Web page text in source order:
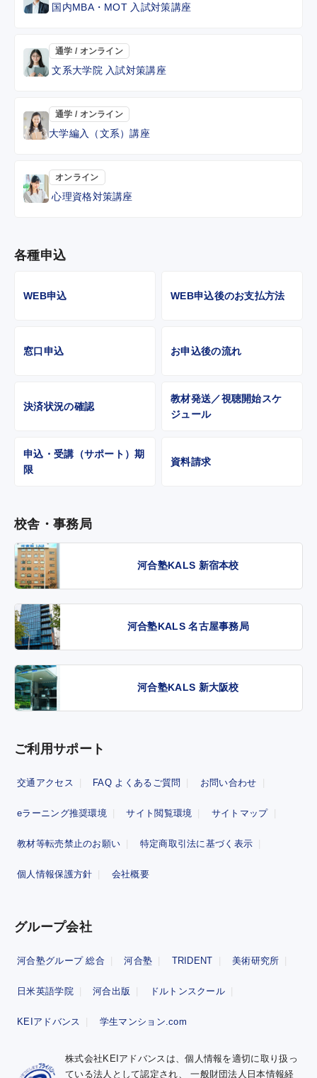
国内MBA・MOT 入試対策講座
通学 / オンライン
文系大学院 入試対策講座
通学 / オンライン
大学編入（文系）講座
オンライン
心理資格対策講座
各種申込
WEB申込 WEB申込後のお支払方法
窓口申込 お申込後の流れ
決済状況の確認
教材発送／視聴開始スケ
ジュール
申込・受講（サポート）期
限
資料請求
校舎・事務局
河合塾KALS 新宿本校
河合塾KALS 名古屋事務局
河合塾KALS 新大阪校
ご利用サポート
交通アクセス FAQ よくあるご質問 お問い合わせ
eラーニング推奨環境 サイト閲覧環境 サイトマップ
教材等転売禁止のお願い 特定商取引法に基づく表示
個人情報保護方針 会社概要
グループ会社
河合塾グループ 総合 河合塾 TRIDENT 美術研究所
日米英語学院 河合出版 ドルトンスクール
KEIアドバンス 学生マンション.com
株式会社KEIアドバンスは、個人情報を適切に取り扱っ
ている法人として認定され、一般財団法人日本情報経